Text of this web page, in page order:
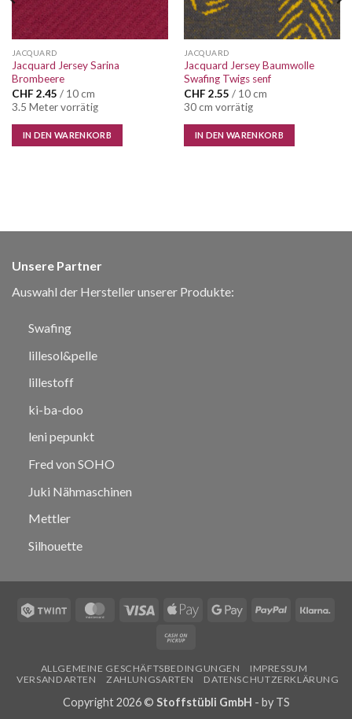
JACQUARD
Jacquard Jersey Sarina
Brombeere
CHF 2.45 / 10 cm
3.5 Meter vorrätig
IN DEN WARENKORB
JACQUARD
Jacquard Jersey Baumwolle
Swafing Twigs senf
CHF 2.55 / 10 cm
30 cm vorrätig
IN DEN WARENKORB
Unsere Partner
Auswahl der Hersteller unserer Produkte:
Swafing
lillesol&pelle
lillestoff
ki-ba-doo
leni pepunkt
Fred von SOHO
Juki Nähmaschinen
Mettler
Silhouette
Twint MasterCard
Visa
Apple
Google PayPal
Pickup
ALLGEMEINE GESCHÄFTSBEDINGUNGEN
IMPRESSUM
VERSANDARTEN
ZAHLUNGSARTEN DATENSCHUTZERKLÄRUNG
Copyright 2026 © Stoffstübli GmbH - by TS